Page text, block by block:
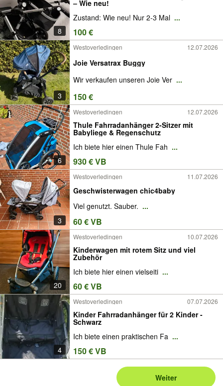
8
– Wie neu!
Zustand: Wie neu! Nur 2-3 Mal ...
100 €
3
Westoverledingen 12.07.2026
Joie Versatrax Buggy
Wir verkaufen unseren Joie Ver ...
150 €
6
Westoverledingen 12.07.2026
Thule Fahrradanhänger 2-Sitzer mit
Babyliege & Regenschutz
Ich biete hier einen Thule Fah ...
930 € VB
3
Westoverledingen 11.07.2026
Geschwisterwagen chic4baby
Viel genutzt. Sauber. ...
60 € VB
20
Westoverledingen 10.07.2026
Kinderwagen mit rotem Sitz und viel
Zubehör
Ich biete hier einen vielseiti ...
60 € VB
4
Westoverledingen 07.07.2026
Kinder Fahrradanhänger für 2 Kinder -
Schwarz
Ich biete einen praktischen Fa ...
150 € VB
Weiter